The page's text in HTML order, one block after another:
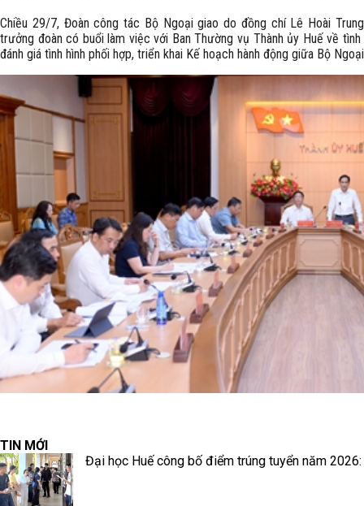
Chiều 29/7, Đoàn công tác Bộ Ngoại giao do đồng chí Lê Hoài
trưởng đoàn có buổi làm việc với Ban Thường vụ Thành ủy Huế về
đánh giá tình hình phối hợp, triển khai Kế hoạch hành động giữa Bộ
TIN MỚI
Đại học Huế công bố điểm trúng tuyển năm